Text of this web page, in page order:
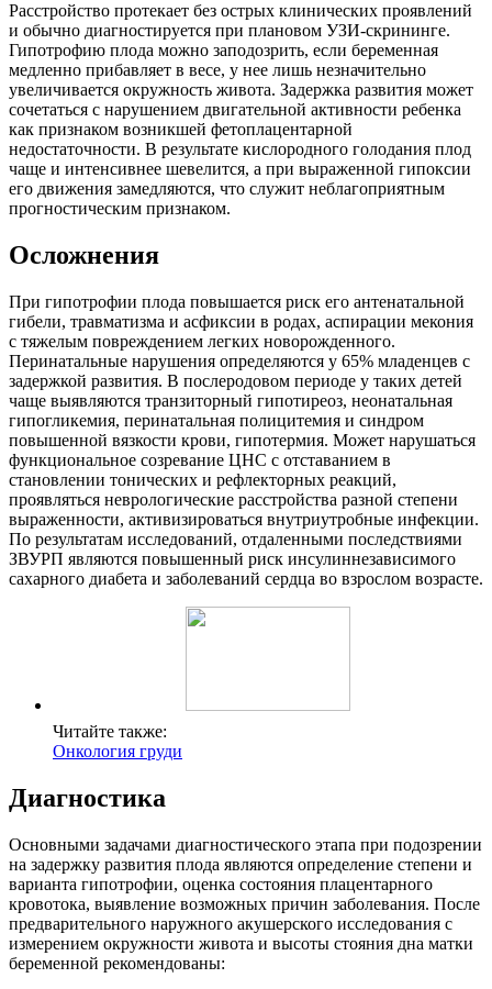
Расстройство протекает без острых клинических проявлений
и обычно диагностируется при плановом УЗИ-скрининге.
Гипотрофию плода можно заподозрить, если беременная
медленно прибавляет в весе, у нее лишь незначительно
увеличивается окружность живота. Задержка развития может
сочетаться с нарушением двигательной активности ребенка
как признаком возникшей фетоплацентарной
недостаточности. В результате кислородного голодания плод
чаще и интенсивнее шевелится, а при выраженной гипоксии
его движения замедляются, что служит неблагоприятным
прогностическим признаком.
Осложнения
При гипотрофии плода повышается риск его антенатальной
гибели, травматизма и асфиксии в родах, аспирации мекония
с тяжелым повреждением легких новорожденного.
Перинатальные нарушения определяются у 65% младенцев с
задержкой развития. В послеродовом периоде у таких детей
чаще выявляются транзиторный гипотиреоз, неонатальная
гипогликемия, перинатальная полицитемия и синдром
повышенной вязкости крови, гипотермия. Может нарушаться
функциональное созревание ЦНС с отставанием в
становлении тонических и рефлекторных реакций,
проявляться неврологические расстройства разной степени
выраженности, активизироваться внутриутробные инфекции.
По результатам исследований, отдаленными последствиями
ЗВУРП являются повышенный риск инсулиннезависимого
сахарного диабета и заболеваний сердца во взрослом возрасте.
Читайте также:
Онкология груди
Диагностика
Основными задачами диагностического этапа при подозрении
на задержку развития плода являются определение степени и
варианта гипотрофии, оценка состояния плацентарного
кровотока, выявление возможных причин заболевания. После
предварительного наружного акушерского исследования с
измерением окружности живота и высоты стояния дна матки
беременной рекомендованы: